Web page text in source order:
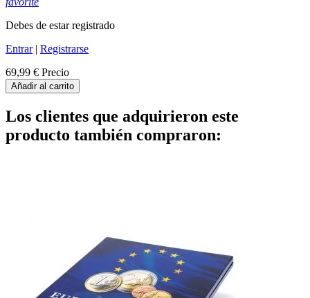
Debes de estar registrado
Entrar| Registrarse
69,99 € Precio
Añadir al carrito
Los clientes que adquirieron este
producto también compraron: